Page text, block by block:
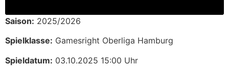
Saison: 2025/2026
Spielklasse: Gamesright Oberliga Hamburg
Spieldatum: 03.10.2025 15:00 Uhr